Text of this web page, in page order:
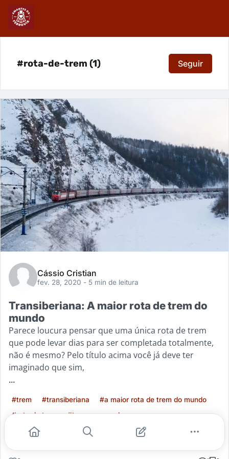
#rota-de-trem (1) Seguir
Cássio Cristian
fev. 28, 2020 - 5 min de leitura
Transiberiana: A maior rota de trem do
mundo
Parece loucura pensar que uma única rota de trem
que pode levar dias para ser completada totalmente,
não é mesmo? Pelo título acima você já deve ter
imaginado que sim,
...
#trem #transiberiana
#a maior rota de trem do mundo
#rota de trem
#trens no mundo
Leia mais